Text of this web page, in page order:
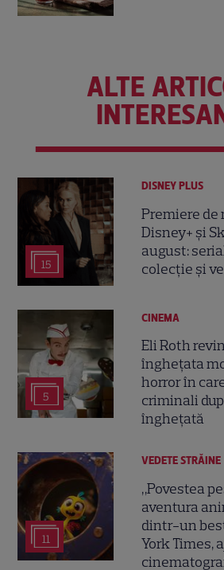
ALTE
15
DISNEY PLUS
Premiere de
Disney+ și
august:
colecție și
5
CINEMA
Eli Roth
înghețata
horror în
criminali
înghețată
11
VEDETE STRĂINE
„Povestea
aventura
dintr-un
York Times,